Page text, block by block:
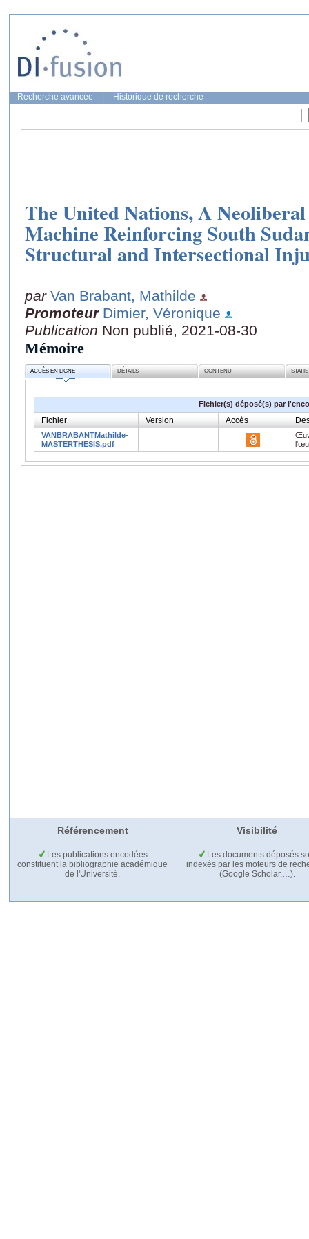
Recherche avancée Historique de recherche
The United Nations, A
Machine Reinforcing South
Structural and Intersectional
par Van Brabant, Mathilde
Promoteur Dimier, Véronique
Publication Non publié, 2021-08-30
Mémoire
ACCÈS EN LIGNE DÉTAILS CONTENU
Fichier(s) déposé(s) par
Fichier Version Accès
VANBRABANTMathilde-
MASTERTHESIS.pdf
Référencement Visibilité
Les publications encodées
constituent la bibliographie académique
de l'Université.
Les documents déposés
indexés par les moteurs de
(Google Scholar,…).